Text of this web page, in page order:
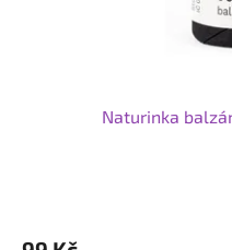
Naturinka